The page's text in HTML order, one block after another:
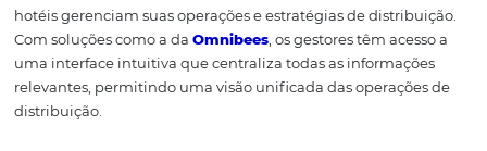
populares podem ser a melhor escolha. Além disso, a
direta através do site do hotel deve ser uma prioridade,
oferece melhores margens de lucro.